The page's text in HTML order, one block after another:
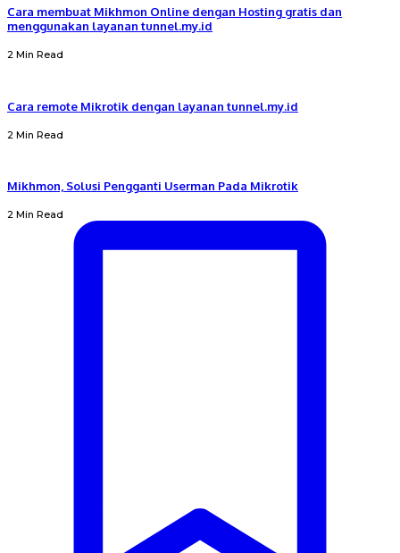
Cara membuat Mikhmon Online dengan Hosting gratis dan
menggunakan layanan tunnel.my.id
2 Min Read
Cara remote Mikrotik dengan layanan tunnel.my.id
2 Min Read
Mikhmon, Solusi Pengganti Userman Pada Mikrotik
2 Min Read